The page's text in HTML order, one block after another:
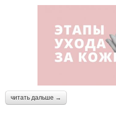
читать дальше →